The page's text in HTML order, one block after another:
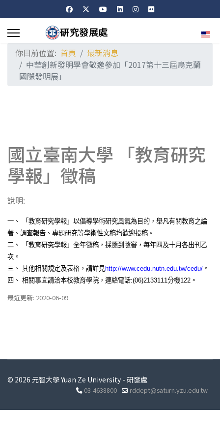
選擇
你目前位置: 首頁
最新消息
中華創新發明學會敬邀參加「2017第十三屆烏克蘭
國際發明展」
國立臺南大學 「教育研究
學報」徵稿
說明:
一、
「教育研究學報」以倡導學術研究風氣為目的，舉凡有關教育之論
著、調查報告、專題研究等學術性文稿均歡迎投稿。
二、
「教育研究學報」全年徵稿，採隨到隨審，每年四及十月各出刊乙
次。
三、 其他相關規定及表格，請詳見http://www.cedu.nutn.edu.tw/cedu/ 。
四、 相關事宜請洽本校教育學院，連絡電話:(06)2133111分機122 。
最近更新: 2020-06-09
© 2026 元智大學 Yuan Ze University - 研發處
03-4638800 rddept@saturn.yzu.edu.tw